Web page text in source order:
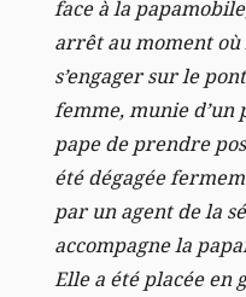
face à la
arrêt au moment
s’engager sur le
femme, munie d’un
pape de prendre
été dégagée
par un agent de la
accompagne la
Elle a été placée en